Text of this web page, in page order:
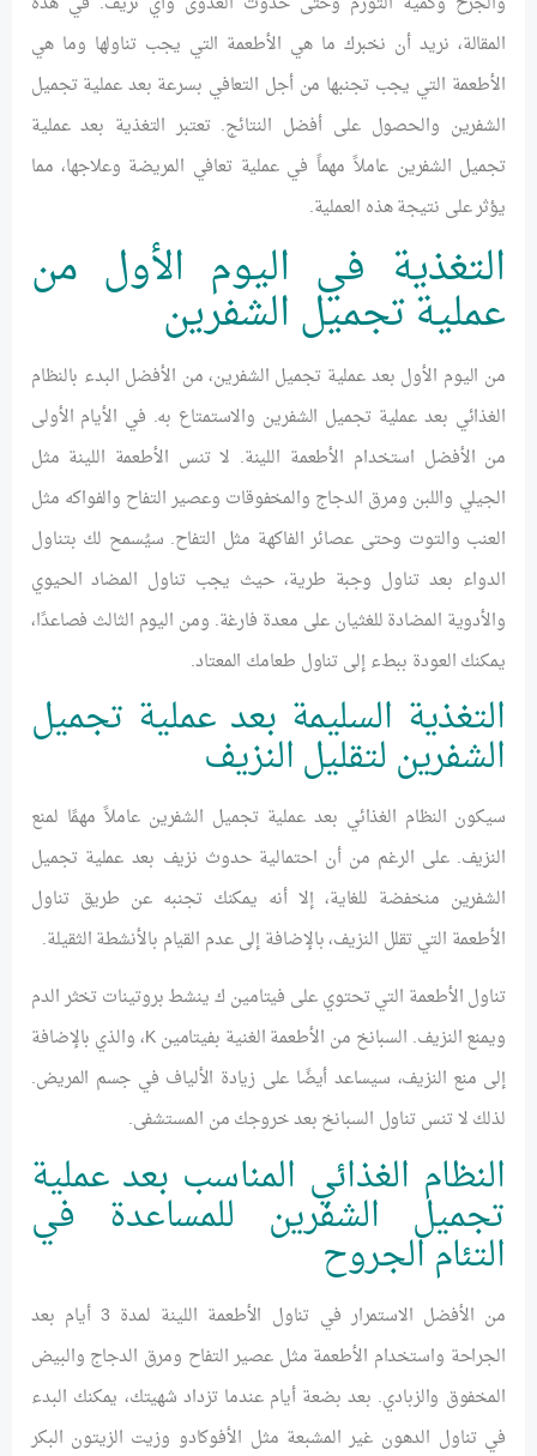
المقالة، نريد أن نخبرك ما هي الأطعمة التي يجب تناولها وما هي
الأطعمة التي يجب تجنبها من أجل التعافي بسرعة بعد عملية تجميل
الشفرين والحصول على أفضل النتائج. تعتبر التغذية بعد عملية
تجميل الشفرين عاملاً مهماً في عملية تعافي المريضة وعلاجها، مما
يؤثر على نتيجة هذه العملية.
التغذية في اليوم الأول من
عملية تجميل الشفرين
من اليوم الأول بعد عملية تجميل الشفرين، من الأفضل البدء بالنظام
الغذائي بعد عملية تجميل الشفرين والاستمتاع به. في الأيام الأولى
من الأفضل استخدام الأطعمة اللينة. لا تنس الأطعمة اللينة مثل
الجيلي واللبن ومرق الدجاج والمخفوقات وعصير التفاح والفواكه مثل
العنب والتوت وحتى عصائر الفاكهة مثل التفاح. سيُسمح لك بتناول
الدواء بعد تناول وجبة طرية، حيث يجب تناول المضاد الحيوي
والأدوية المضادة للغثيان على معدة فارغة. ومن اليوم الثالث فصاعدًا،
يمكنك العودة ببطء إلى تناول طعامك المعتاد.
التغذية السليمة بعد عملية تجميل
الشفرين لتقليل النزيف
سيكون النظام الغذائي بعد عملية تجميل الشفرين عاملاً مهمًا لمنع
النزيف. على الرغم من أن احتمالية حدوث نزيف بعد عملية تجميل
الشفرين منخفضة للغاية، إلا أنه يمكنك تجنبه عن طريق تناول
الأطعمة التي تقلل النزيف، بالإضافة إلى عدم القيام بالأنشطة الثقيلة.
تناول الأطعمة التي تحتوي على فيتامين ك ينشط بروتينات تخثر الدم
ويمنع النزيف. السبانخ من الأطعمة الغنية بفيتامين K، والذي بالإضافة
إلى منع النزيف، سيساعد أيضًا على زيادة الألياف في جسم المريض.
لذلك لا تنس تناول السبانخ بعد خروجك من المستشفى.
النظام الغذائي المناسب بعد عملية
تجميل الشفرين للمساعدة في
التئام الجروح
من الأفضل الاستمرار في تناول الأطعمة اللينة لمدة 3 أيام بعد
الجراحة واستخدام الأطعمة مثل عصير التفاح ومرق الدجاج والبيض
المخفوق والزبادي. بعد بضعة أيام عندما تزداد شهيتك، يمكنك البدء
في تناول الدهون غير المشبعة مثل الأفوكادو وزيت الزيتون البكر